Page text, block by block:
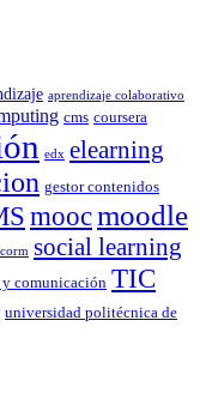
aprendizaje colaborativo
cms coursera
edx elearning
gestor contenidos
moocmoodle
social learning
comunicación TIC
universidad politécnica de